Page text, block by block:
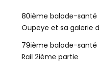
80ième balade-santé
Oupeye et sa galerie
79ième balade-santé
Rail 2ième partie